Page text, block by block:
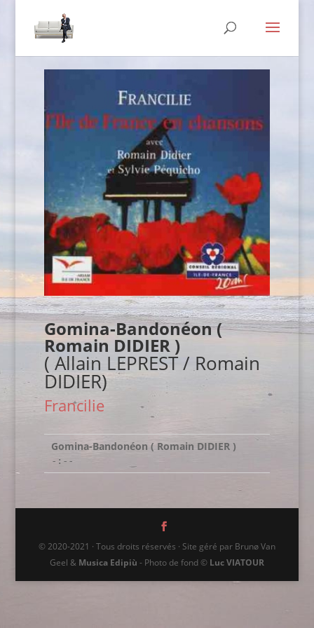
Gomina-Bandonéon (
Romain DIDIER )
( Allain LEPREST / Romain
DIDIER)
Francilie
Gomina-Bandonéon ( Romain DIDIER )
-:--
© 2020-2021 · Tous droits réservés · Site géré par Brunø Van
Geel & Musica Edipiù - Photo de fond © Luc VIATOUR